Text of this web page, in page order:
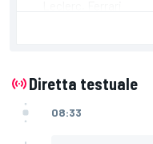
Sargeant, Williams
Diretta testuale
08:33